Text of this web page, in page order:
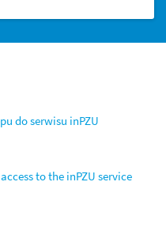
do serwisu inPZU
to the inPZU service